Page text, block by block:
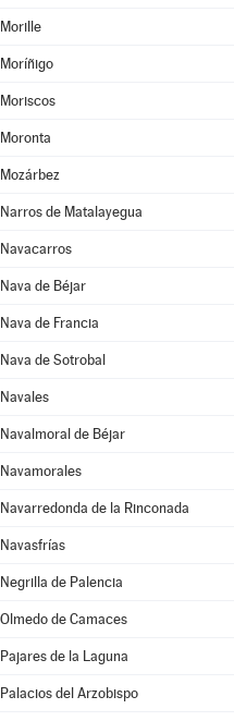
Morille
Moríñigo
Moriscos
Moronta
Mozárbez
Narros de Matalayegua
Navacarros
Nava de Béjar
Nava de Francia
Nava de Sotrobal
Navales
Navalmoral de Béjar
Navamorales
Navarredonda de la Rinconada
Navasfrías
Negrilla de Palencia
Olmedo de Camaces
Pajares de la Laguna
Palacios del Arzobispo